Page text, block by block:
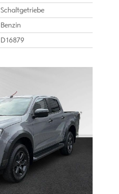
Schaltgetriebe
Benzin
D16879